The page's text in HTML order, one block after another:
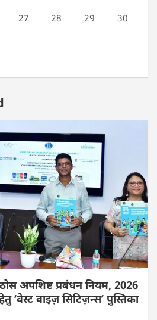
27 28 29
30
अपशिष्ट प्रबंधन नियम, 2026
‘वेस्ट वाइज़ सिटिज़न्स’ पुस्तिका